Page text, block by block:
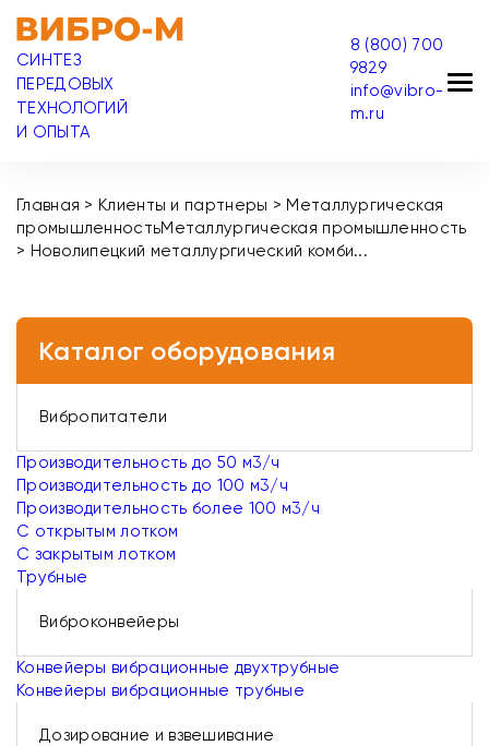
СИНТЕЗ
ПЕРЕДОВЫХ
ТЕХНОЛОГИЙ
И ОПЫТА
8 (800) 700
9829
info@vibro-
m.ru
Главная > Клиенты и партнеры > Металлургическая
промышленностьМеталлургическая промышленность
> Новолипецкий металлургический комби...
Каталог оборудования
Вибропитатели
Производительность до 50 м3/ч
Производительность до 100 м3/ч
Производительность более 100 м3/ч
С открытым лотком
С закрытым лотком
Трубные
Виброконвейеры
Конвейеры вибрационные двухтрубные
Конвейеры вибрационные трубные
Дозирование и взвешивание